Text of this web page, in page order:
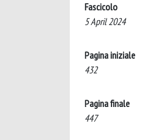
Fascicolo
5 April 2024
Pagina iniziale
432
Pagina finale
447